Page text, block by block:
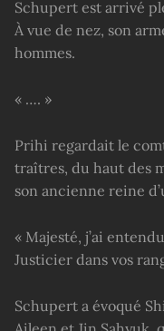
Schupert est arrivé
À vue de nez, son
hommes.
« …. »
Prihi regardait le
traîtres, du haut des
son ancienne reine
« Majesté, j’ai
Justicier dans vos
Schupert a évoqué